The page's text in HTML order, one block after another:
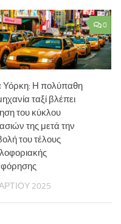
0
Υόρκη: Η πολύπαθη
ταξί βλέπει
του κύκλου
της μετά την
του τέλους
2025